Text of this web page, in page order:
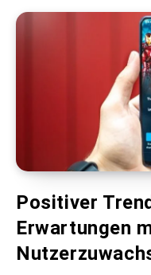
Positiver
Erwartungen